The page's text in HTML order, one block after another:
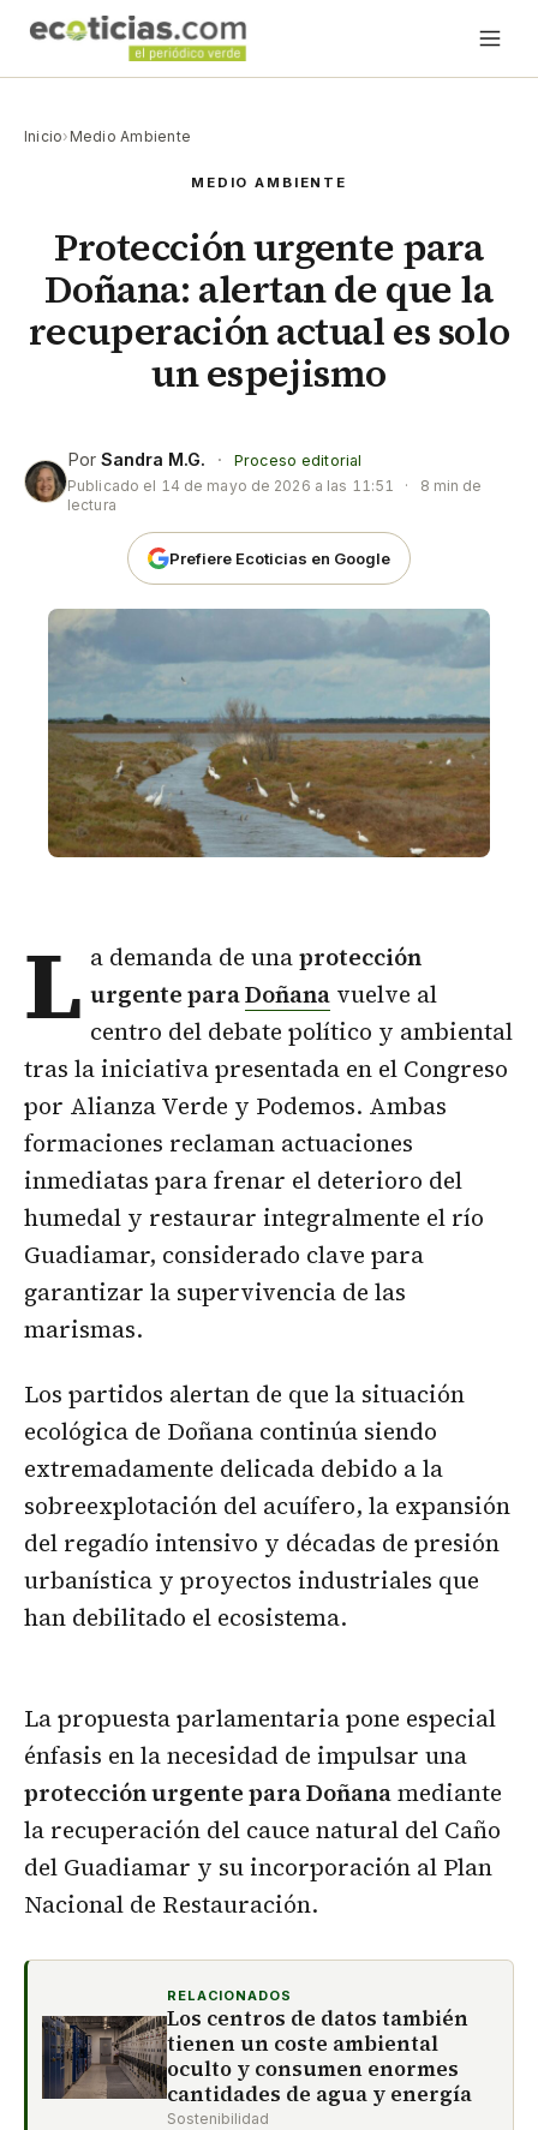
Inicio› Medio Ambiente
MEDIO AMBIENTE
Protección urgente para
Doñana: alertan de que la
recuperación actual es solo
un espejismo
Por Sandra M.G. ·
Proceso editorial
Publicado el 14 de mayo de 2026 a las 11:51 ·
8 min de
lectura
Prefiere Ecoticias en Google
L a demanda de unaprotección
urgente paraDoñana vuelve al
centro del debate político y ambiental
tras la iniciativa presentada en el Congreso
por Alianza Verde y Podemos. Ambas
formaciones reclaman actuaciones
inmediatas para frenar el deterioro del
humedal y restaurar integralmente el río
Guadiamar, considerado clave para
garantizar la supervivencia de las
marismas.
Los partidos alertan de que la situación
ecológica de Doñana continúa siendo
extremadamente delicada debido a la
sobreexplotación del acuífero, la expansión
del regadío intensivo y décadas de presión
urbanística y proyectos industriales que
han debilitado el ecosistema.
La propuesta parlamentaria pone especial
énfasis en la necesidad de impulsar una
protección urgente para Doñanamediante
la recuperación del cauce natural del Caño
del Guadiamar y su incorporación al Plan
Nacional de Restauración.
RELACIONADOS
Los centros de datos también
tienen un coste ambiental
oculto y consumen enormes
cantidades de agua y energía
Sostenibilidad